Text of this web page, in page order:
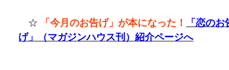
☆ 「今月のお告げ」が本になった！
「恋のお
げ」（マガジンハウス刊）紹介ページへ